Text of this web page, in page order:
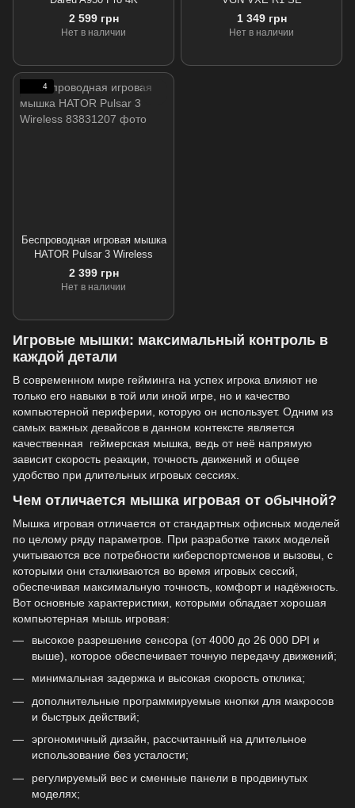
2 599 грн
Нет в наличии
1 349 грн
Нет в наличии
4
Беспроводная игровая мышка
HATOR Pulsar 3 Wireless
2 399 грн
Нет в наличии
Игровые мышки: максимальный контроль в
каждой детали
В современном мире гейминга на успех игрока влияют не
только его навыки в той или иной игре, но и качество
компьютерной периферии, которую он использует. Одним из
самых важных девайсов в данном контексте является
качественная геймерская мышка, ведь от неё напрямую
зависит скорость реакции, точность движений и общее
удобство при длительных игровых сессиях.
Чем отличается мышка игровая от обычной?
Мышка игровая отличается от стандартных офисных моделей
по целому ряду параметров. При разработке таких моделей
учитываются все потребности киберспортсменов и вызовы, с
которыми они сталкиваются во время игровых сессий,
обеспечивая максимальную точность, комфорт и надёжность.
Вот основные характеристики, которыми обладает хорошая
компьютерная мышь игровая:
высокое разрешение сенсора (от 4000 до 26 000 DPI и
выше), которое обеспечивает точную передачу движений;
минимальная задержка и высокая скорость отклика;
дополнительные программируемые кнопки для макросов
и быстрых действий;
эргономичный дизайн, рассчитанный на длительное
использование без усталости;
регулируемый вес и сменные панели в продвинутых
моделях;